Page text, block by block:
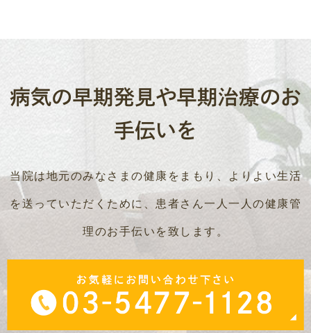
病気の早期発見や早期治療のお
手伝いを
当院は地元のみなさまの健康をまもり、よりよい生活
を送っていただくために、 患者さん一人一人の健康管
理のお手伝いを致します。